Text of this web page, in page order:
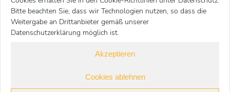
Bitte beachten Sie, dass wir Technologien nutzen, so dass die
Weitergabe an Drittanbieter gemäß unserer
Datenschutzerklärung möglich ist.
Akzeptieren
Cookies ablehnen
Weitere Buchtipps
Buchtipp: Spielen bildet und
bindet